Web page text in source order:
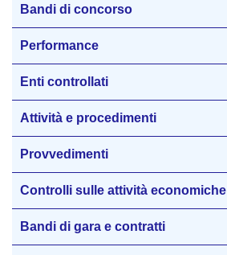
Bandi di concorso
Performance
Enti controllati
Attività e procedimenti
Provvedimenti
Controlli sulle attività economiche
Bandi di gara e contratti